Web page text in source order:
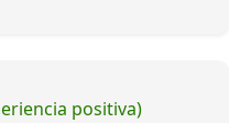
positiva)